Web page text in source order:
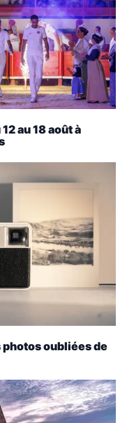
au 18 août à
photos oubliées de